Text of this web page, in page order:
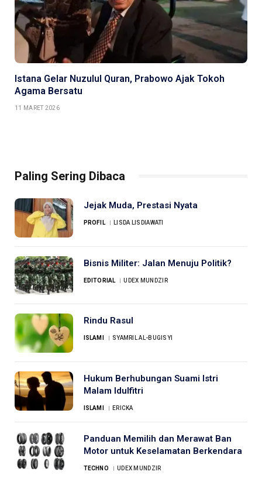
Istana Gelar Nuzulul Quran, Prabowo Ajak Tokoh
Agama Bersatu
11 MARET 2026
Paling Sering Dibaca
Jejak Muda, Prestasi Nyata
PROFIL LISDA LISDIAWATI
Bisnis Militer: Jalan Menuju Politik?
EDITORIAL UDEX MUNDZIR
Rindu Rasul
ISLAMI SYAMRIL AL-BUGISYI
Hukum Berhubungan Suami Istri
Malam Idulfitri
ISLAMI ERICKA
Panduan Memilih dan Merawat Ban
Motor untuk Keselamatan Berkendara
TECHNO UDEX MUNDZIR